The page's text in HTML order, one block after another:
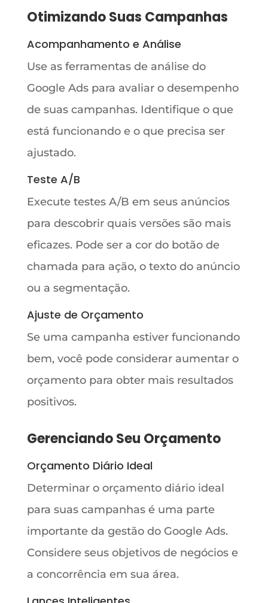
Otimizando Suas Campanhas
Acompanhamento e Análise
Use as ferramentas de análise do
Google Ads para avaliar o desempenho
de suas campanhas. Identifique o que
está funcionando e o que precisa ser
ajustado.
Teste A/B
Execute testes A/B em seus anúncios
para descobrir quais versões são mais
eficazes. Pode ser a cor do botão de
chamada para ação, o texto do anúncio
ou a segmentação.
Ajuste de Orçamento
Se uma campanha estiver funcionando
bem, você pode considerar aumentar o
orçamento para obter mais resultados
positivos.
Gerenciando Seu Orçamento
Orçamento Diário Ideal
Determinar o orçamento diário ideal
para suas campanhas é uma parte
importante da gestão do Google Ads.
Considere seus objetivos de negócios e
a concorrência em sua área.